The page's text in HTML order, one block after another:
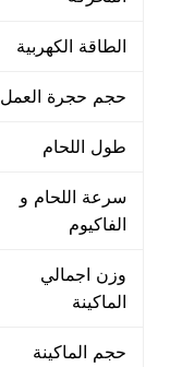
الطاقة الكهربية
حجم حجرة العمل
طول اللحام
سرعة اللحام و
الفاكيوم
وزن اجمالي
الماكينة
حجم الماكينة